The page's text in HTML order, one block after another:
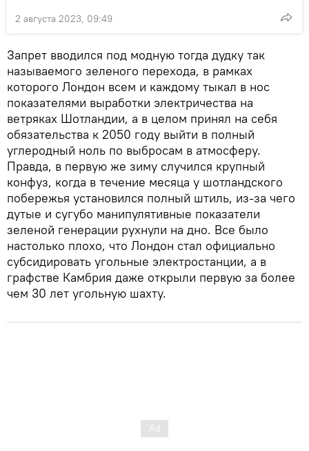
2 августа 2023, 09:49
Запрет вводился под модную тогда дудку так
называемого зеленого перехода, в рамках
которого Лондон всем и каждому тыкал в нос
показателями выработки электричества на
ветряках Шотландии, а в целом принял на себя
обязательства к 2050 году выйти в полный
углеродный ноль по выбросам в атмосферу.
Правда, в первую же зиму случился крупный
конфуз, когда в течение месяца у шотландского
побережья установился полный штиль, из-за чего
дутые и сугубо манипулятивные показатели
зеленой генерации рухнули на дно. Все было
настолько плохо, что Лондон стал официально
субсидировать угольные электростанции, а в
графстве Камбрия даже открыли первую за более
чем 30 лет угольную шахту.